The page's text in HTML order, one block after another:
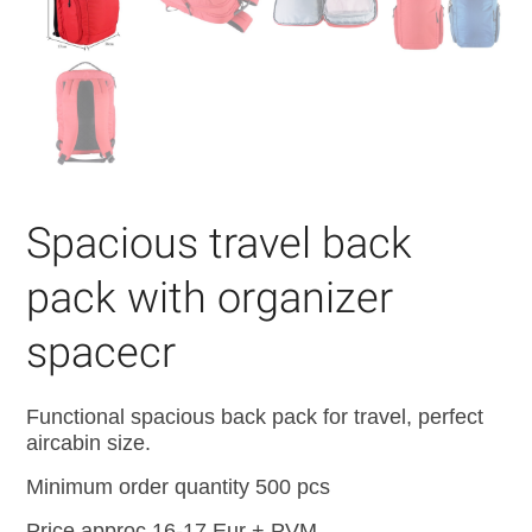
Spacious travel back
pack with organizer
spacecr
Functional spacious back pack for travel, perfect
aircabin size.
Minimum order quantity 500 pcs